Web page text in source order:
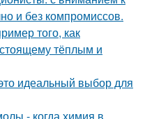
и без компромиссов.
того, как
тёплым и
идеальный выбор для